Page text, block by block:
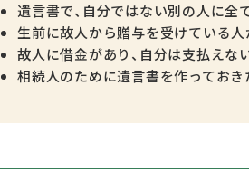
遺言書で、自分ではない別の人に全
生前に故人から贈与を受けている人
故人に借金があり、自分は支払えな
相続人のために遺言書を作っておき